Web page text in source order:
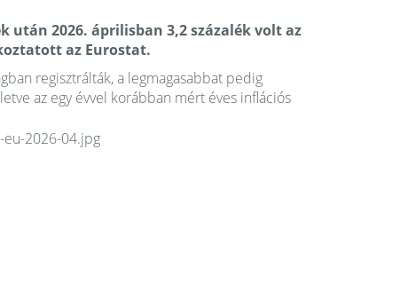
után 2026. áprilisban 3,2 százalék volt az
az Eurostat.
regisztrálták, a legmagasabbat pedig
az egy évvel korábban mért éves inflációs